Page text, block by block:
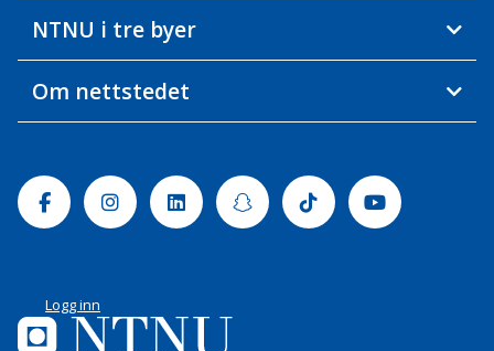
NTNU i tre byer
Om nettstedet
FacebookInstagramLinkedinSnapchatTiktok Youtube
Logg inn